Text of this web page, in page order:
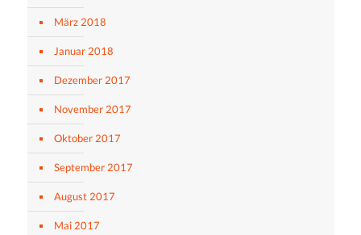
März 2018
Januar 2018
Dezember 2017
November 2017
Oktober 2017
September 2017
August 2017
Mai 2017